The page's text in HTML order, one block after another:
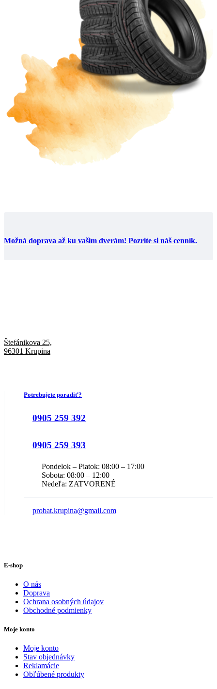
Možná doprava až ku vašim dverám! Pozrite si náš cenník.
Štefánikova 25,
96301 Krupina
Potrebujete poradiť?
0905 259 392
0905 259 393
Pondelok – Piatok: 08:00 – 17:00
Sobota: 08:00 – 12:00
Nedeľa: ZATVORENÉ
probat.krupina@gmail.com
E-shop
O nás
Doprava
Ochrana osobných údajov
Obchodné podmienky
Moje konto
Moje konto
Stav objednávky
Reklamácie
Obľúbené produkty